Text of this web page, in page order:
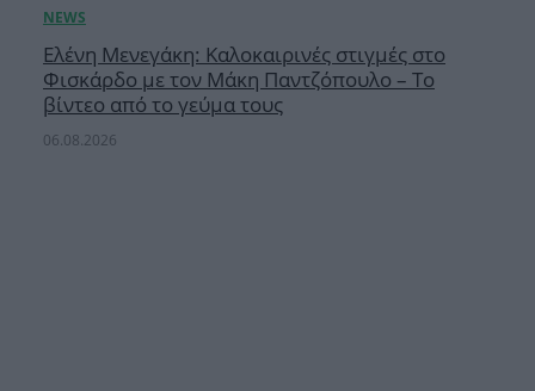
Ελένη Μενεγάκη: Καλοκαιρινές στιγμές στο
Φισκάρδο με τον Μάκη Παντζόπουλο – Το
βίντεο από το γεύμα τους
06.08.2026